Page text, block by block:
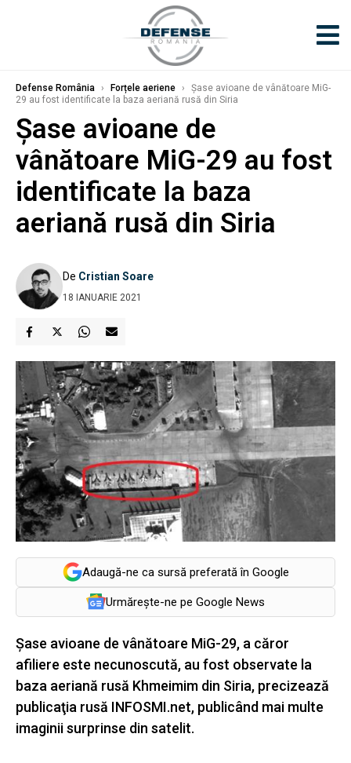
Defense România › Forțele aeriene ›
Șase avioane de vânătoare MiG-
29 au fost identificate la baza aeriană rusă din Siria
Șase avioane de
vânătoare MiG-29 au fost
identificate la baza
aeriană rusă din Siria
De Cristian Soare
18 IANUARIE 2021
Adaugă-ne ca sursă preferată în Google
Urmărește-ne pe Google News
Șase avioane de vânătoare MiG-29, a căror
afiliere este necunoscută, au fost observate la
baza aeriană rusă Khmeimim din Siria, precizează
publicaţia rusă INFOSMI.net, publicând mai multe
imaginii surprinse din satelit.